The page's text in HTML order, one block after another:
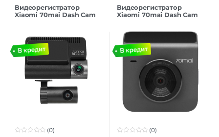
Видеорегистратор
Xiaomi 70mai Dash Cam
(0)
Видеорегистратор
Xiaomi 70mai Dash Cam
(0)